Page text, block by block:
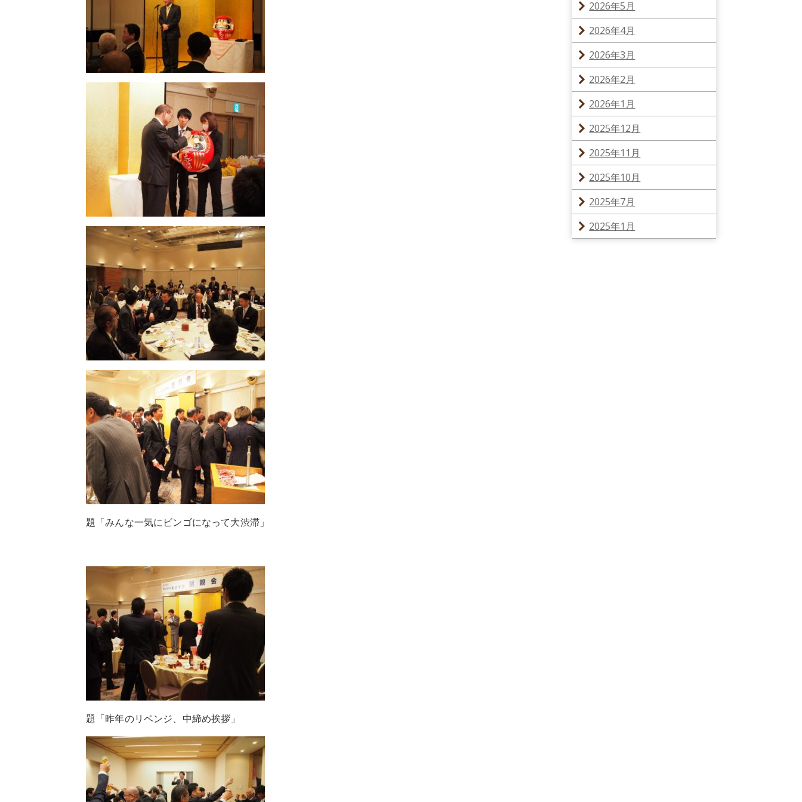
題「みんな一気にビンゴになって大渋滞」
題「昨年のリベンジ、中締め挨拶」
2026年5月
2026年4月
2026年3月
2026年2月
2026年1月
2025年12月
2025年11月
2025年10月
2025年7月
2025年1月